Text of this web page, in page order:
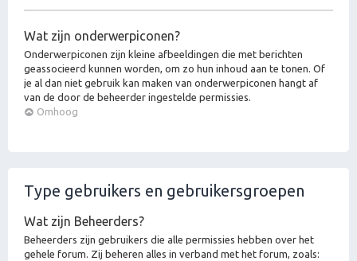
Wat zijn onderwerpiconen?
Onderwerpiconen zijn kleine afbeeldingen die met berichten
geassocieerd kunnen worden, om zo hun inhoud aan te tonen. Of
je al dan niet gebruik kan maken van onderwerpiconen hangt af
van de door de beheerder ingestelde permissies.
Omhoog
Type gebruikers en gebruikersgroepen
Wat zijn Beheerders?
Beheerders zijn gebruikers die alle permissies hebben over het
gehele forum. Zij beheren alles in verband met het forum, zoals: